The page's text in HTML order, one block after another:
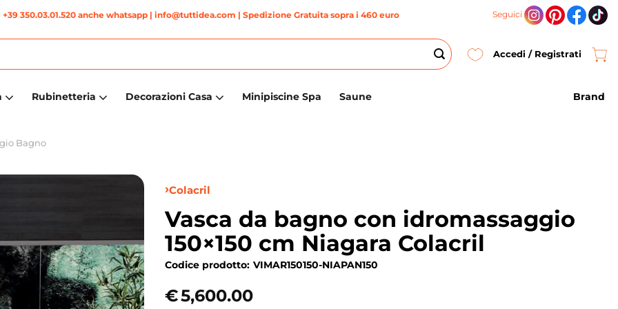
+39 350.03.01.520 anche whatsapp| info@tuttidea.com | Spedizione Gratuita sopra i 460 euro Seguici
Accedi / Registrati
Rubinetteria Decorazioni Casa Minipiscine Spa Saune Brand
Bagno
Colacril
Vasca da bagno con idromassaggio
150×150 cm Niagara Colacril
Codice prodotto: VIMAR150150-NIAPAN150
€5,600.00